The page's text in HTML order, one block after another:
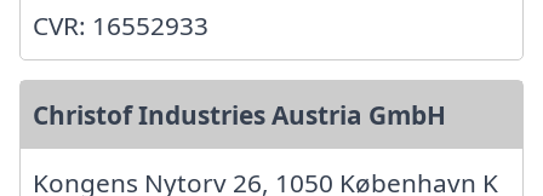
CVR: 16552933
Christof Industries Austria GmbH
Kongens Nytorv 26, 1050 København K